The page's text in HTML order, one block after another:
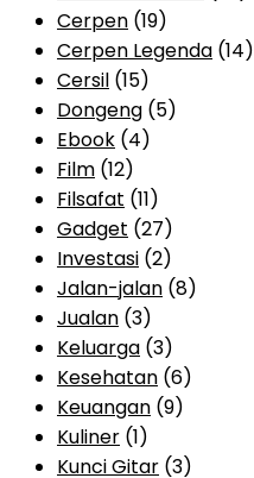
Cerpen (19)
Cerpen Legenda (14)
Cersil (15)
Dongeng (5)
Ebook (4)
Film (12)
Filsafat (11)
Gadget (27)
Investasi (2)
Jalan-jalan (8)
Jualan (3)
Keluarga (3)
Kesehatan (6)
Keuangan (9)
Kuliner (1)
Kunci Gitar (3)